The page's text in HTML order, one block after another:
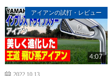
アイアンの試打・レビュー
4:07
2022.10.13